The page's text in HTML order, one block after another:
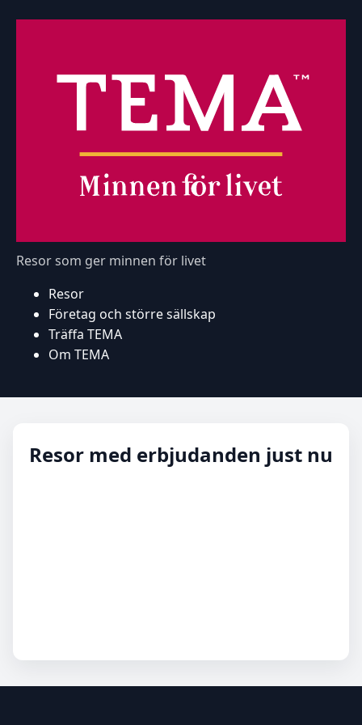
Resor som ger minnen för livet
Resor
Företag och större sällskap
Träffa TEMA
Om TEMA
Resor med erbjudanden just nu